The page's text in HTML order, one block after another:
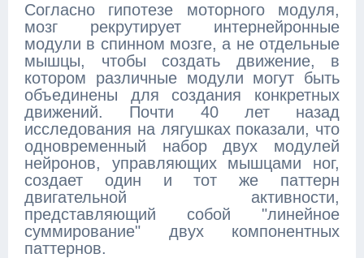
Согласно гипотезе моторного модуля,
мозг рекрутирует интернейронные
модули в спинном мозге, а не отдельные
мышцы, чтобы создать движение, в
котором различные модули могут быть
объединены для создания конкретных
движений. Почти 40 лет назад
исследования на лягушках показали, что
одновременный набор двух модулей
нейронов, управляющих мышцами ног,
создает один и тот же паттерн
двигательной активности,
представляющий собой "линейное
суммирование" двух компонентных
паттернов.